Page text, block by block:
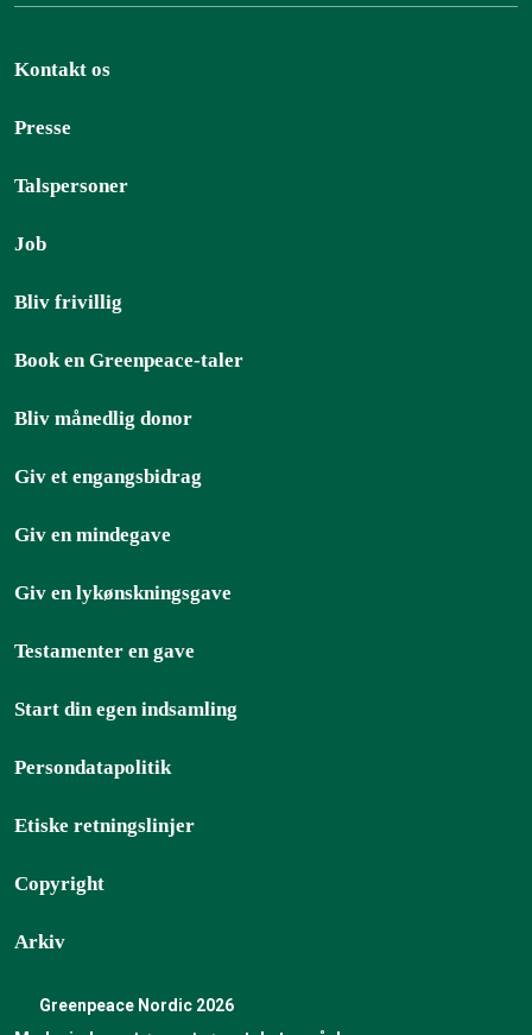
Kontakt os
Presse
Talspersoner
Job
Bliv frivillig
Book en Greenpeace-taler
Bliv månedlig donor
Giv et engangsbidrag
Giv en mindegave
Giv en lykønskningsgave
Testamenter en gave
Start din egen indsamling
Persondatapolitik
Etiske retningslinjer
Copyright
Arkiv
Greenpeace Nordic 2026